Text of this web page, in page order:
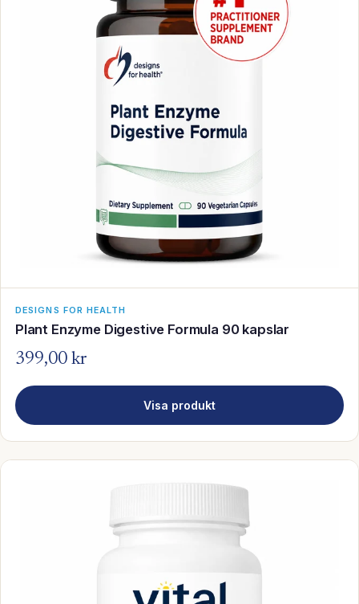
DESIGNS FOR HEALTH
Plant Enzyme Digestive Formula 90 kapslar
399,00 kr
Visa produkt